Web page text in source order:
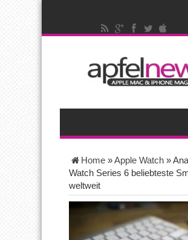
Home »Apple Watch »
Watch Series 6 beliebteste
weltweit